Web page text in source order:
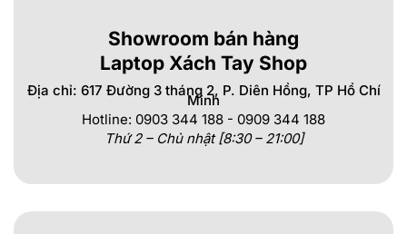
Showroom bán hàng
Laptop Xách Tay Shop
Địa chỉ: 617 Đường 3 tháng 2, P. Diên Hồng, TP Hồ Chí
Minh
Hotline: 0903 344 188 - 0909 344 188
Thứ 2 – Chủ nhật [8:30 – 21:00]